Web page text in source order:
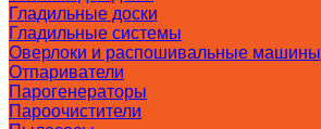
Гладильные доски
Гладильные системы
Оверлоки и распошивальные машины
Отпариватели
Парогенераторы
Пароочистители